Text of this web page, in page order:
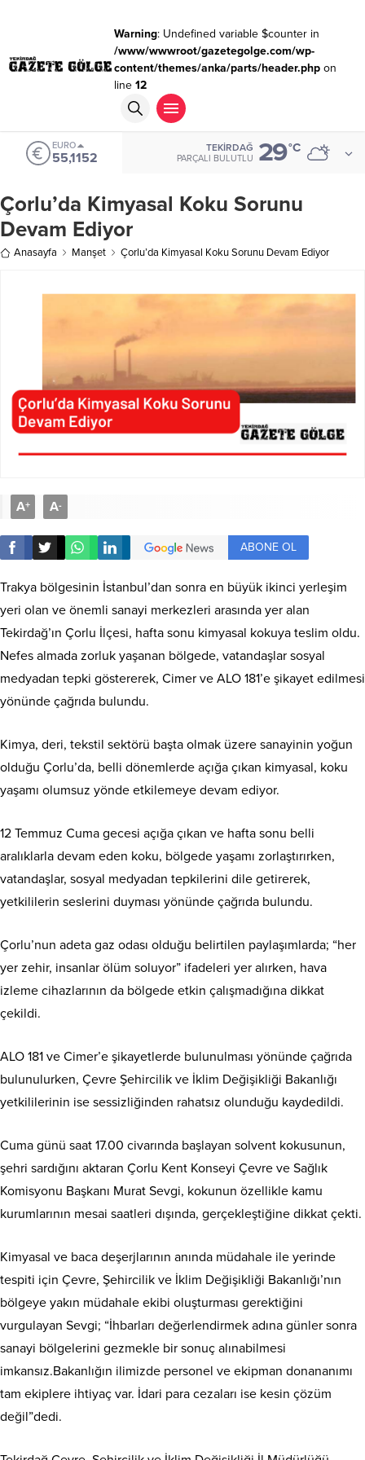
Warning: Undefined variable $counter in
/www/wwwroot/gazetegolge.com/wp-
content/themes/anka/parts/header.phpon
line 12
EURO
55,1152
TEKIRDAĞ
PARÇALI BULUTLU 29°C
Çorlu’da Kimyasal Koku Sorunu
Devam Ediyor
Anasayfa Manşet Çorlu’da Kimyasal Koku Sorunu Devam Ediyor
A+ A-
ABONE OL
Trakya bölgesinin İstanbul’dan sonra en büyük ikinci yerleşim
yeri olan ve önemli sanayi merkezleri arasında yer alan
Tekirdağ’ın Çorlu İlçesi, hafta sonu kimyasal kokuya teslim oldu.
Nefes almada zorluk yaşanan bölgede, vatandaşlar sosyal
medyadan tepki göstererek, Cimer ve ALO 181’e şikayet edilmesi
yönünde çağrıda bulundu.
Kimya, deri, tekstil sektörü başta olmak üzere sanayinin yoğun
olduğu Çorlu’da, belli dönemlerde açığa çıkan kimyasal, koku
yaşamı olumsuz yönde etkilemeye devam ediyor.
12 Temmuz Cuma gecesi açığa çıkan ve hafta sonu belli
aralıklarla devam eden koku, bölgede yaşamı zorlaştırırken,
vatandaşlar, sosyal medyadan tepkilerini dile getirerek,
yetkililerin seslerini duyması yönünde çağrıda bulundu.
Çorlu’nun adeta gaz odası olduğu belirtilen paylaşımlarda; “her
yer zehir, insanlar ölüm soluyor” ifadeleri yer alırken, hava
izleme cihazlarının da bölgede etkin çalışmadığına dikkat
çekildi.
ALO 181 ve Cimer’e şikayetlerde bulunulması yönünde çağrıda
bulunulurken, Çevre Şehircilik ve İklim Değişikliği Bakanlığı
yetkililerinin ise sessizliğinden rahatsız olunduğu kaydedildi.
Cuma günü saat 17.00 civarında başlayan solvent kokusunun,
şehri sardığını aktaran Çorlu Kent Konseyi Çevre ve Sağlık
Komisyonu Başkanı Murat Sevgi, kokunun özellikle kamu
kurumlarının mesai saatleri dışında, gerçekleştiğine dikkat çekti.
Kimyasal ve baca deşerjlarının anında müdahale ile yerinde
tespiti için Çevre, Şehircilik ve İklim Değişikliği Bakanlığı’nın
bölgeye yakın müdahale ekibi oluşturması gerektiğini
vurgulayan Sevgi; “İhbarları değerlendirmek adına günler sonra
sanayi bölgelerini gezmekle bir sonuç alınabilmesi
imkansız.Bakanlığın ilimizde personel ve ekipman donananımı
tam ekiplere ihtiyaç var. İdari para cezaları ise kesin çözüm
değil”dedi.